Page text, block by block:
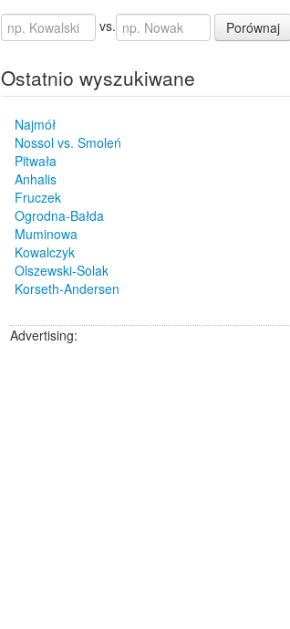
vs. Porównaj
Ostatnio wyszukiwane
Najmół
Nossol vs. Smoleń
Pitwała
Anhalis
Fruczek
Ogrodna-Bałda
Muminowa
Kowalczyk
Olszewski-Solak
Korseth-Andersen
Advertising: